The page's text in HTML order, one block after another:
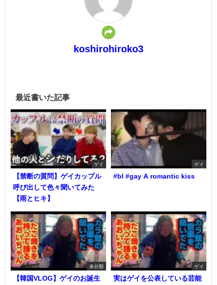
koshirohiroko3
最近書いた記事
ゲイ
【禁断の質問】ゲイカップル
呼び出して色々聞いてみた
【雨とヒキ】
ゲイ
#bl #gay A romantic kiss
未分類
【韓国VLOG】ゲイのお誕生
ゲイ
実はゲイを公表している芸能